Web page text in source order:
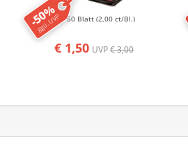
-50%
ggü. UVP
€ 1,50 UVP€ 3,00
50 Blatt(2,00 ct/Bl.)